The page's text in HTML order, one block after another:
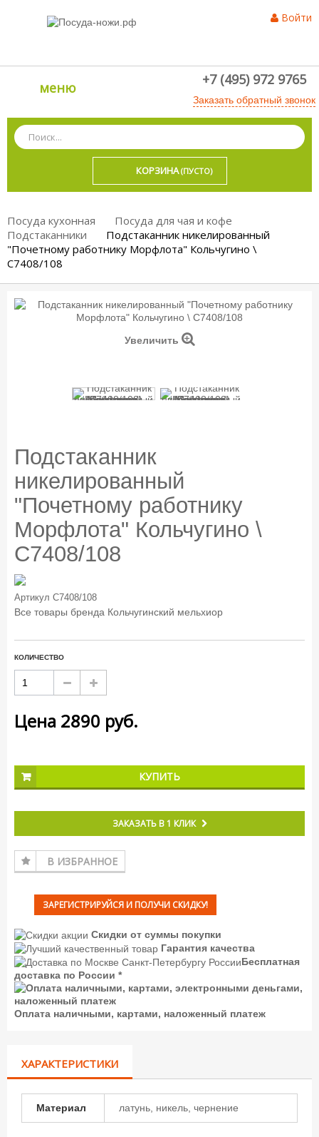
Войти
меню +7 (495) 972 9765
Заказать обратный звонок
КОРЗИНА (ПУСТО)
Посуда кухонная
Посуда для чая и кофе
Подстаканники
Подстаканник никелированный
"Почетному работнику Морфлота" Кольчугино \
С7408/108
Увеличить
Подстаканник
никелированный
"Почетному работнику
Морфлота" Кольчугино \
С7408/108
Артикул С7408/108
Все товары бренда Кольчугинский мельхиор
КОЛИЧЕСТВО
Цена 2890 руб.
КУПИТЬ
ЗАКАЗАТЬ В 1 КЛИК
В ИЗБРАННОЕ
ЗАРЕГИСТРИРУЙСЯ И ПОЛУЧИ СКИДКУ!
Скидки от суммы покупки
Гарантия качества
Бесплатная
доставка по России *
Оплата наличными, картами, наложенный платеж
ХАРАКТЕРИСТИКИ
Материал латунь, никель, чернение